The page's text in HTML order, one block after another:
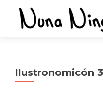
Ilustronomicón 3